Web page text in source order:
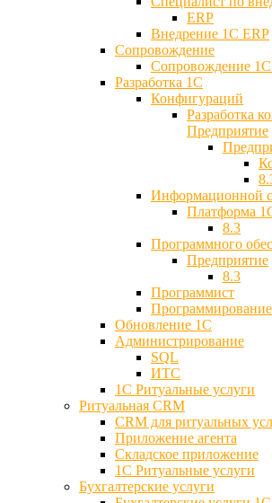
ERP
Внедрение 1С ERP
Cопровождение
Cопровождение
Разработка 1C
Конфигураций
Разработка
Предприятие
Информационной
Платформа
8.3
Программного
Предприятие
8.3
Программист
Программирование
Обновление 1С
Администрирование
SQL
ИТС
1С Ритуальные услуги
Ритуальная CRM
CRM для ритуальных
Приложение агента
Складское приложение
1С Ритуальные услуги
Бухгалтерские услуги